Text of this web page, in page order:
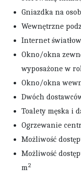
Gniazdka na
Wewnętrzne
Internet
Okno/okna
wyposażone w
Okno/okna
Dwóch
Toalety męska i
Ogrzewanie
Możliwość
Możliwość
m2